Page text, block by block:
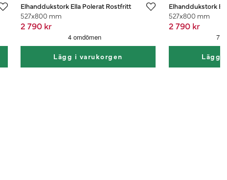
Elhanddukstork Ella Polerat Rostfritt
527x800 mm
2 790 kr
Lägg i varukorgen
Elhanddukstork
527x800 mm
2 790 kr
Lägg